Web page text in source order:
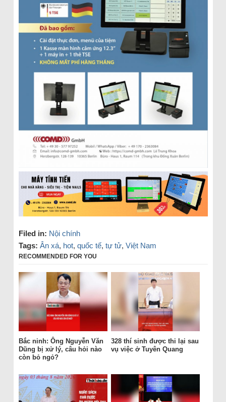
Filed in: Nội chính
Tags: Ân xá, hot, quốc tế, tự tử, Việt Nam
RECOMMENDED FOR YOU
Bắc ninh: Ông Nguyễn Văn
Dũng bị xử lý, câu hỏi nào
còn bỏ ngỏ?
328 thí sinh được thi lại sau
vụ việc ở Tuyên Quang